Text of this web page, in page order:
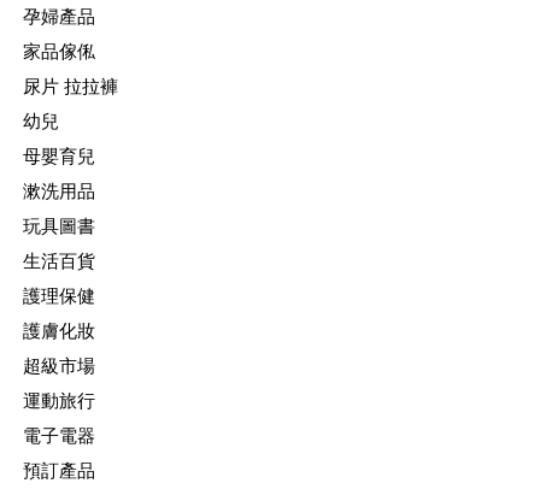
孕婦產品
家品傢俬
尿片 拉拉褲
幼兒
母嬰育兒
漱洗用品
玩具圖書
生活百貨
護理保健
護膚化妝
超級市場
運動旅行
電子電器
預訂產品